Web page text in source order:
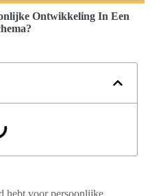
Ontwikkeling In Een
hebt voor persoonlijke